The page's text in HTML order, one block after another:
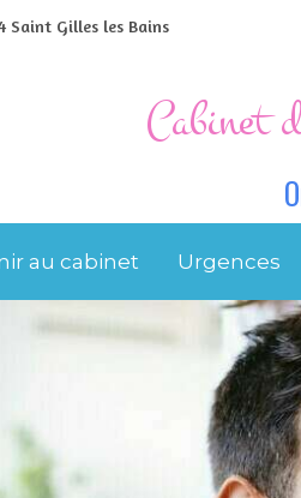
Saint Gilles les Bains
au cabinet Urgences
Cabinet